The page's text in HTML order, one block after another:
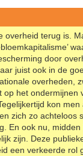
overheid terug is.
door
juist ook in de
overheden,
op het
kon
zich zo achteloos
En ook nu,
zijn. Deze
een verkeerde rol